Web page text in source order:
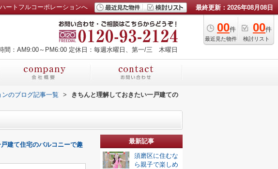
ートフルコーポレーションへ 最終更新：2026年08月08日
00件
最近見た物件
00件
検討リスト
間：AM9:00～PM6:00 定休日：毎週水曜日、第一/三 木曜日
のブログ記事一覧 >
きちんと理解しておきたい一戸建ての
建て住宅のバルコニーで趣
最新記事
須磨区に住むな
ら親子で楽しめ